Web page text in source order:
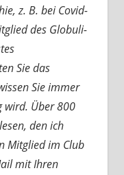
z. B. bei Covid-
des Globuli-
Sie das
Sie immer
wird. Über 800
den ich
Mitglied im Club
mit Ihren